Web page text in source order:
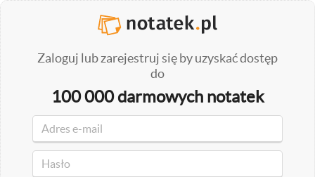
Zaloguj lub zarejestruj się by uzyskać dostęp
do
100 000 darmowych notatek